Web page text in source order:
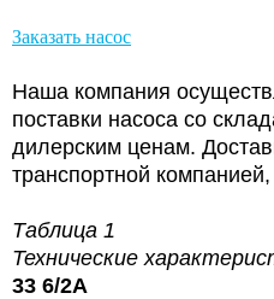
Заказать насос
Наша компания
поставки насоса со
дилерским ценам.
транспортной
Таблица 1
Технические
33 6/2A